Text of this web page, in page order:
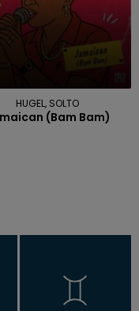
HUGEL, SOLTO
(bam Bam)